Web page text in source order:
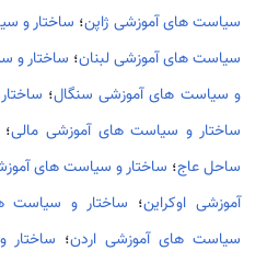
سیاست های آموزشی ژاپن؛ ساختار و
سیاست های آموزشی لبنان؛ ساختار و
و سیاست های آموزشی سنگال؛
ساختار و سیاست های آموزشی مالی؛
ساحل عاج؛ ساختار و سیاست های
آموزشی اوکراین؛ ساختار و سیاست
سیاست های آموزشی اردن؛